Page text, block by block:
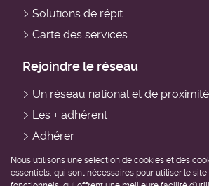
Solutions de répit
Carte des services
Rejoindre le réseau
Un réseau national et de proximité
Les + adhérent
Adhérer
Devenir professionnel du domicile
Devenir bénévole
Nous utilisons une sélection de cookies et des
essentiels, qui sont nécessaires pour utiliser le